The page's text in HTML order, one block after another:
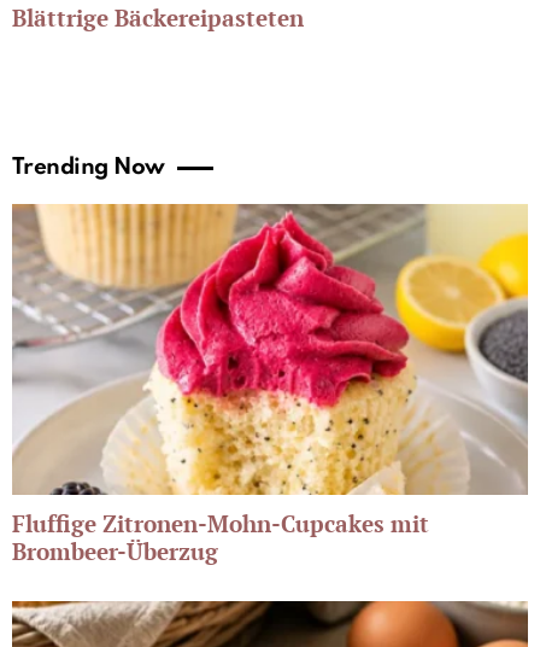
Blättrige Bäckereipasteten
Trending Now
Fluffige Zitronen-Mohn-Cupcakes mit
Brombeer-Überzug